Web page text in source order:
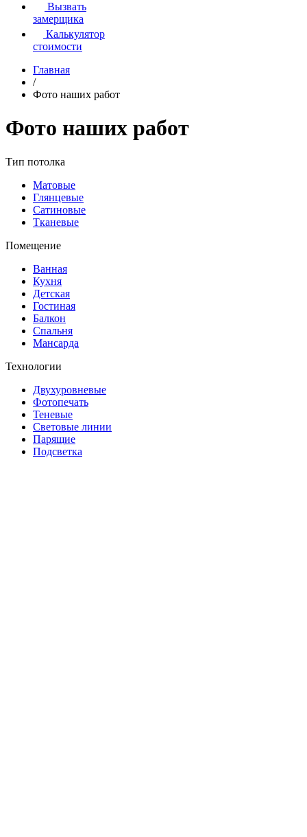
Вызвать
замерщика
Калькулятор
стоимости
Главная
/
Фото наших работ
Фото наших работ
Тип потолка
Матовые
Глянцевые
Сатиновые
Тканевые
Помещение
Ванная
Кухня
Детская
Гостиная
Балкон
Спальня
Мансарда
Технологии
Двухуровневые
Фотопечать
Теневые
Световые линии
Парящие
Подсветка